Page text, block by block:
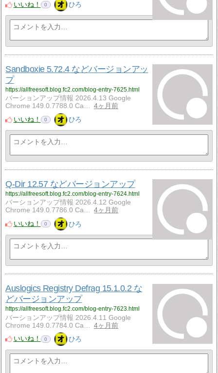
いいね！
0 ひろ
Sandboxie 5.72.4 などバージョンアッ
プ
https://allfreesoft.blog.fc2.com/blog-entry-7625.html
バーションアップ情報 2026.4.13 Google
Chrome 149.0.7788.0 Ca…
4ヶ月前
いいね！
0 ひろ
Q-Dir 12.57 などバージョンアップ
https://allfreesoft.blog.fc2.com/blog-entry-7624.html
バーションアップ情報 2026.4.12 Google
Chrome 149.0.7786.0 Ca…
4ヶ月前
いいね！
0 ひろ
Auslogics Registry Defrag 15.1.0.2 な
どバージョンアップ
https://allfreesoft.blog.fc2.com/blog-entry-7623.html
バーションアップ情報 2026.4.11 Google
Chrome 149.0.7784.0 Ca…
4ヶ月前
いいね！
0 ひろ